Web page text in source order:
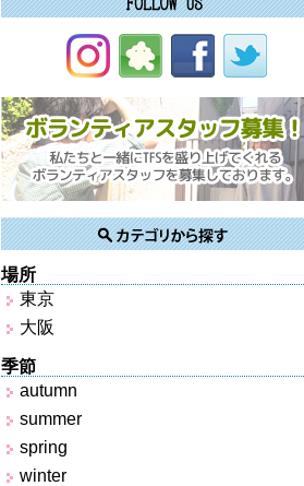
場所
東京
大阪
季節
autumn
summer
spring
winter